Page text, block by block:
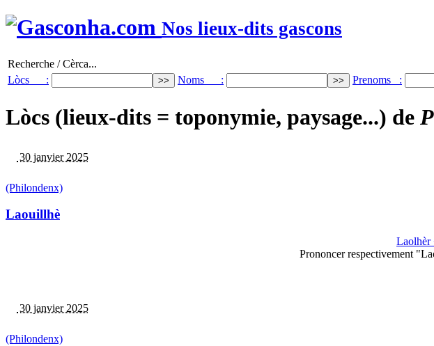
Nos lieux-dits gascons
Recherche / Cèrca...
Lòcs :
Noms : Prenoms :
Lòcs (lieux-dits = toponymie, paysage...) de
30 janvier 2025
(Philondenx)
Laouillhè
Laolhèr
Prononcer respectivement
30 janvier 2025
(Philondenx)